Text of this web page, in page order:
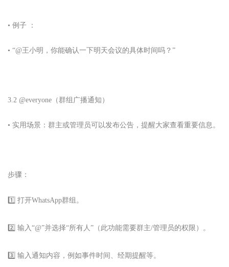
• 例子 ：
• “@王小明，你能确认一下明天会议的具体时间吗？”
3.2 @everyone（群组广播通知）
• 实用场景：群主或管理员可以发布公告，提醒大家查看重要信息。
步骤：
1️⃣ 打开WhatsApp群组。
2️⃣ 输入“@”并选择“所有人”（此功能需要群主/管理员的权限）。
3️⃣ 输入通知内容，例如事件时间、经期提醒等。